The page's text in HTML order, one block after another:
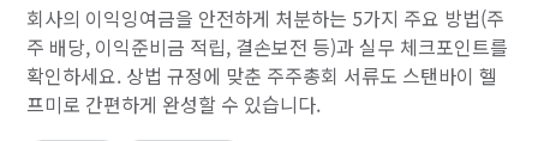
회사의 이익잉여금을 안전하게 처분하는 5가지 주요 방법(주
주 배당, 이익준비금 적립, 결손보전 등)과 실무 체크포인트를
확인하세요. 상법 규정에 맞춘 주주총회 서류도 스탠바이 헬
프미로 간편하게 완성할 수 있습니다.